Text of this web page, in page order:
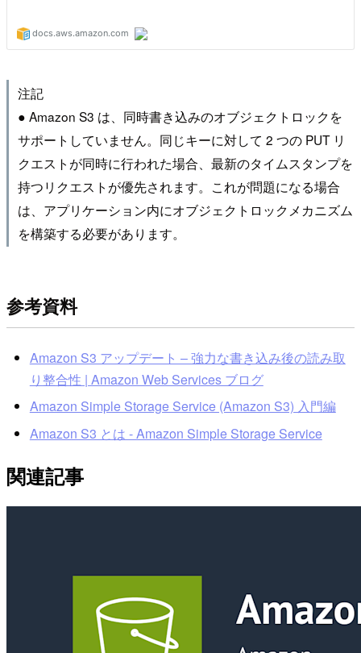
注記
● Amazon S3 は、同時書き込みのオブジェクトロックを
サポートしていません。同じキーに対して 2 つの PUT リ
クエストが同時に行われた場合、最新のタイムスタンプを
持つリクエストが優先されます。これが問題になる場合
は、アプリケーション内にオブジェクトロックメカニズム
を構築する必要があります。
参考資料
Amazon S3 アップデート – 強力な書き込み後の読み取
り整合性 | Amazon Web Services ブログ
Amazon Simple Storage Service (Amazon S3) ⼊⾨編
Amazon S3 とは - Amazon Simple Storage Service
関連記事